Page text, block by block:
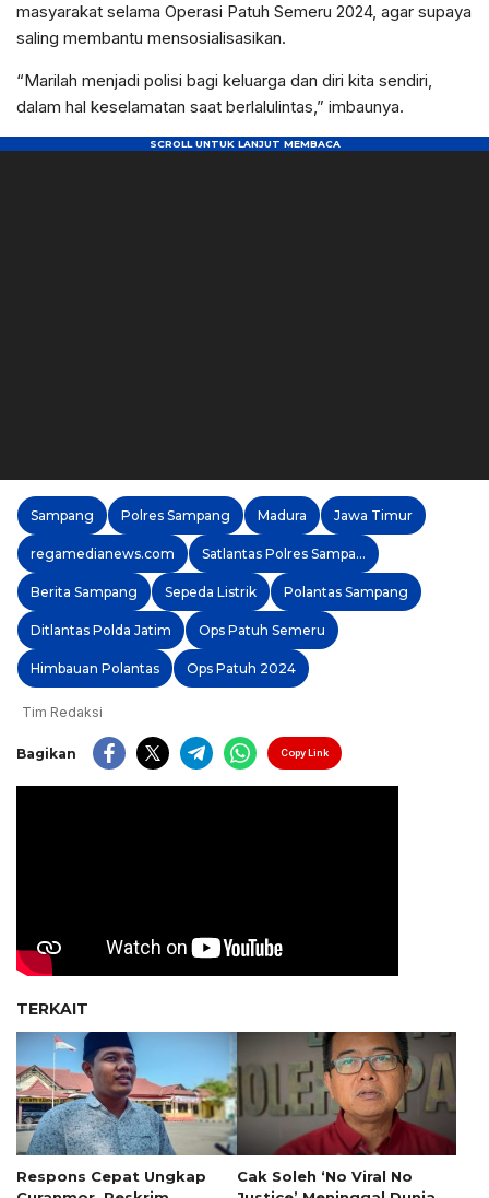
masyarakat selama Operasi Patuh Semeru 2024, agar supaya
saling membantu mensosialisasikan.
“Marilah menjadi polisi bagi keluarga dan diri kita sendiri,
dalam hal keselamatan saat berlalulintas,” imbaunya.
Sampang Polres Sampang Madura Jawa Timur
regamedianews.com Satlantas Polres Sampang
Berita Sampang Sepeda Listrik Polantas Sampang
Ditlantas Polda Jatim Ops Patuh Semeru
Himbauan Polantas Ops Patuh 2024
Tim Redaksi
Bagikan Copy Link
TERKAIT
Respons Cepat Ungkap
Cak Soleh ‘No Viral No